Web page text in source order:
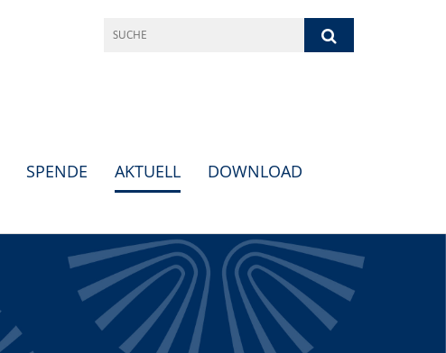
SPENDE AKTUELL
DOWNLOAD